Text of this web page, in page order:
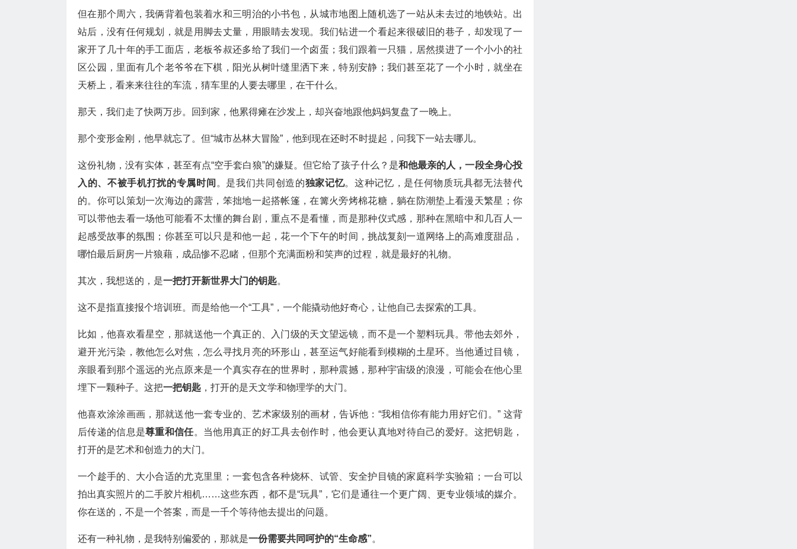
但在那个周六，我俩背着包装着水和三明治的小书包，从城市地图上随机选了一站从未去过的地铁站。出
站后，没有任何规划，就是用脚去丈量，用眼睛去发现。我们钻进一个看起来很破旧的巷子，却发现了一
家开了几十年的手工面店，老板爷叔还多给了我们一个卤蛋；我们跟着一只猫，居然摸进了一个小小的社
区公园，里面有几个老爷爷在下棋，阳光从树叶缝里洒下来，特别安静；我们甚至花了一个小时，就坐在
天桥上，看来来往往的车流，猜车里的人要去哪里，在干什么。
那天，我们走了快两万步。回到家，他累得瘫在沙发上，却兴奋地跟他妈妈复盘了一晚上。
那个变形金刚，他早就忘了。但“城市丛林大冒险”，他到现在还时不时提起，问我下一站去哪儿。
这份礼物，没有实体，甚至有点“空手套白狼”的嫌疑。但它给了孩子什么？是和他最亲的人，一段全身心投
入的、不被手机打扰的专属时间 。是我们共同创造的独家记忆。这种记忆，是任何物质玩具都无法替代
的。你可以策划一次海边的露营，笨拙地一起搭帐篷，在篝火旁烤棉花糖，躺在防潮垫上看漫天繁星；你
可以带他去看一场他可能看不太懂的舞台剧，重点不是看懂，而是那种仪式感，那种在黑暗中和几百人一
起感受故事的氛围；你甚至可以只是和他一起，花一个下午的时间，挑战复刻一道网络上的高难度甜品，
哪怕最后厨房一片狼藉，成品惨不忍睹，但那个充满面粉和笑声的过程，就是最好的礼物。
其次，我想送的，是一把打开新世界大门的钥匙。
这不是指直接报个培训班。而是给他一个“工具”，一个能撬动他好奇心，让他自己去探索的工具。
比如，他喜欢看星空，那就送他一个真正的、入门级的天文望远镜，而不是一个塑料玩具。带他去郊外，
避开光污染，教他怎么对焦，怎么寻找月亮的环形山，甚至运气好能看到模糊的土星环。当他通过目镜，
亲眼看到那个遥远的光点原来是一个真实存在的世界时，那种震撼，那种宇宙级的浪漫，可能会在他心里
埋下一颗种子。这把一把钥匙 ，打开的是天文学和物理学的大门。
他喜欢涂涂画画，那就送他一套专业的、艺术家级别的画材，告诉他：“我相信你有能力用好它们。” 这背
后传递的信息是尊重和信任。当他用真正的好工具去创作时，他会更认真地对待自己的爱好。这把钥匙，
打开的是艺术和创造力的大门。
一个趁手的、大小合适的尤克里里；一套包含各种烧杯、试管、安全护目镜的家庭科学实验箱；一台可以
拍出真实照片的二手胶片相机……这些东西，都不是“玩具”，它们是通往一个更广阔、更专业领域的媒介。
你在送的，不是一个答案，而是一千个等待他去提出的问题。
还有一种礼物，是我特别偏爱的，那就是一份需要共同呵护的“生命感”。